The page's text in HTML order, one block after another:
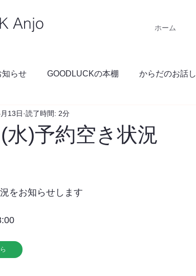
ホーム
Anjo
知らせ GOODLUCKの本棚 からだのお話し
GOODLUCKブログ
水)予約空き状況
13日 読了時間: 2分
をお知らせします